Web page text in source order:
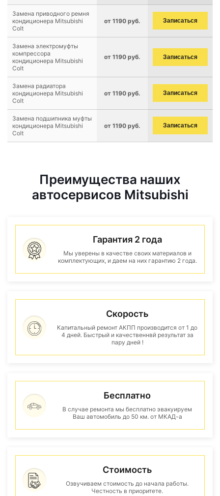
Замена приводного ремня
кондиционера Mitsubishi
Colt
от 1190 руб. Записаться
Замена электромуфты
компрессора
кондиционера Mitsubishi
Colt
от 1190 руб. Записаться
Замена радиатора
кондиционера Mitsubishi
Colt
от 1190 руб. Записаться
Замена подшипника муфты
кондиционера Mitsubishi
Colt
от 1190 руб. Записаться
Преимущества наших
автосервисов Mitsubishi
Гарантия 2 года
Мы уверены в качестве своих материалов и
комплектующих, и даем на них гарантию 2 года.
Скорость
Капитальный ремонт АКПП производится от 1 до
4 дней. Быстрый и качественнвй результат за
пару дней !
Бесплатно
В случае ремонта мы бесплатно эвакуируем
Ваш автомобиль до 50 км. от МКАД-а
Стоимость
Озвучиваем стоимость до начала работы.
Честность в приоритете.